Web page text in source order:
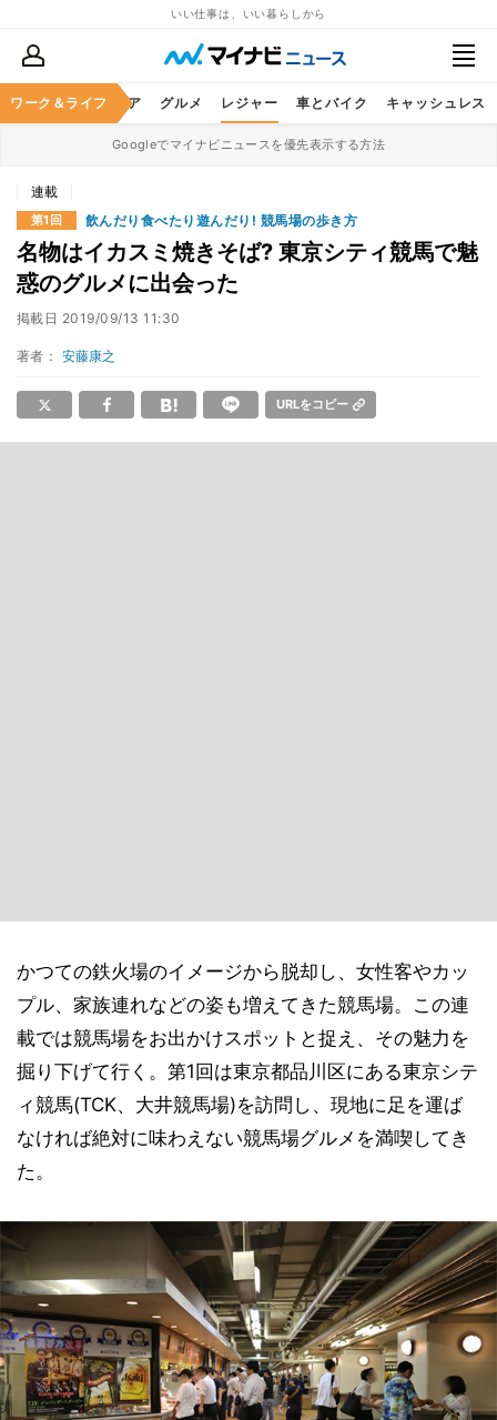
いい仕事は、いい暮らしから
ワーク＆ライフ
暮らし ヘルスケア グルメ レジャー 車とバイク キャッシュレス
Googleでマイナビニュースを優先表示する方法
連載
第1回 飲んだり食べたり遊んだり! 競馬場の歩き方
名物はイカスミ焼きそば? 東京シティ競馬で魅
惑のグルメに出会った
掲載日 2019/09/13 11:30
著者： 安藤康之
URLをコピー
かつての鉄火場のイメージから脱却し、女性客やカッ
プル、家族連れなどの姿も増えてきた競馬場。この連
載では競馬場をお出かけスポットと捉え、その魅力を
掘り下げて行く。第1回は東京都品川区にある東京シテ
ィ競馬(TCK、大井競馬場)を訪問し、現地に足を運ば
なければ絶対に味わえない競馬場グルメを満喫してき
た。